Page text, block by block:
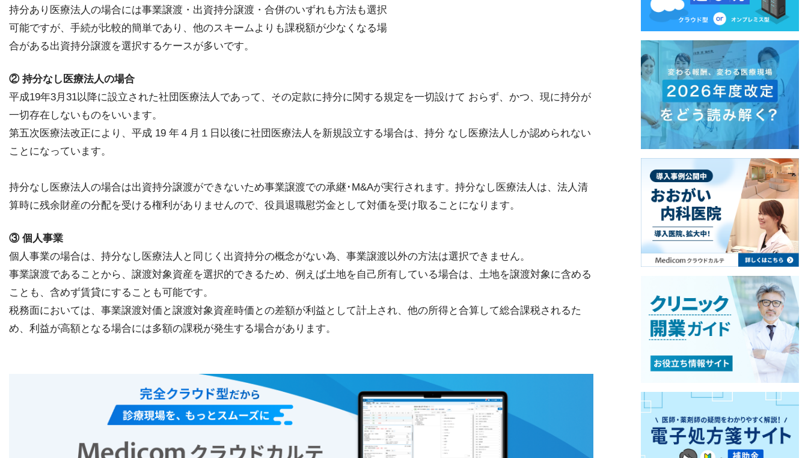
持分あり医療法人の場合には事業譲渡・出資持分譲渡・合併のいずれも方法も選択
可能ですが、手続が比較的簡単であり、他のスキームよりも課税額が少なくなる場
合がある出資持分譲渡を選択するケースが多いです。
② 持分なし医療法人の場合
平成19年3月31以降に設立された社団医療法人であって、その定款に持分に関する規定を一切設けて おらず、かつ、現に持分が
一切存在しないものをいいます。
第五次医療法改正により、平成 19 年４月１日以後に社団医療法人を新規設立する場合は、持分 なし医療法人しか認められない
ことになっています。
持分なし医療法人の場合は出資持分譲渡ができないため事業譲渡での承継･M&Aが実行されます。持分なし医療法人は、法人清
算時に残余財産の分配を受ける権利がありませんので、役員退職慰労金として対価を受け取ることになります。
③ 個人事業
個人事業の場合は、持分なし医療法人と同じく出資持分の概念がない為、事業譲渡以外の方法は選択できません。
事業譲渡であることから、譲渡対象資産を選択的できるため、例えば土地を自己所有している場合は、土地を譲渡対象に含める
ことも、含めず賃貸にすることも可能です。
税務面においては、事業譲渡対価と譲渡対象資産時価との差額が利益として計上され、他の所得と合算して総合課税されるた
め、利益が高額となる場合には多額の課税が発生する場合があります。